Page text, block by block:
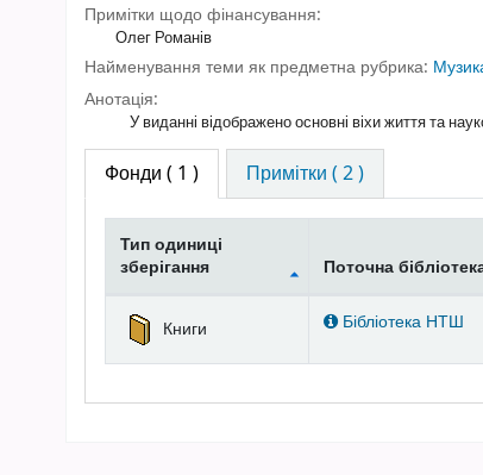
Примітки щодо фінансування:
Олег Романів
Найменування теми як предметна рубрика:
Анотація:
У виданні відображено основні віхи життя та
Фонди ( 1 ) Примітки ( 2 )
Фонди
Тип одиниці
зберігання
Поточна
Книги Бібліотека НТШ